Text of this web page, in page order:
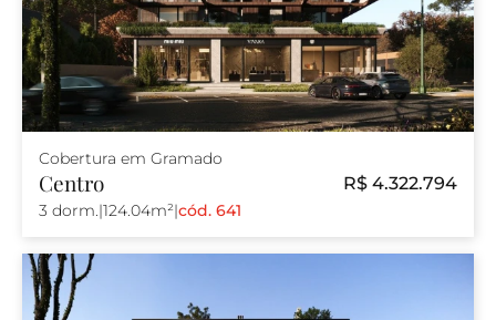
Cobertura em Gramado
Centro R$ 4.322.794
3 dorm.|124.04m²|cód. 641